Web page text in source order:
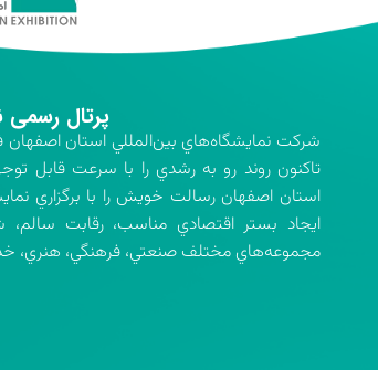
پرتال رسمی
تاكنون روند رو به رشدي را با سرعت قابل
استان اصفهان رسالت خويش را با برگزاري
ايجاد بستر اقتصادي مناسب، رقابت سالم،
مجموعه‌هاي مختلف صنعتي، فرهنگي، هنري،